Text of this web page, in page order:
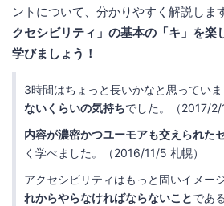
ントについて、分かりやすく解説しま
クセシビリティ」の基本の「キ」を楽
学びましょう！
3時間はちょっと長いかなと思っていま
ないくらいの気持ちでした。（2017/2/
内容が濃密かつユーモアも交えられた
く学べました。（2016/11/5 札幌）
アクセシビリティはもっと固いイメー
れからやらなければならないことであ